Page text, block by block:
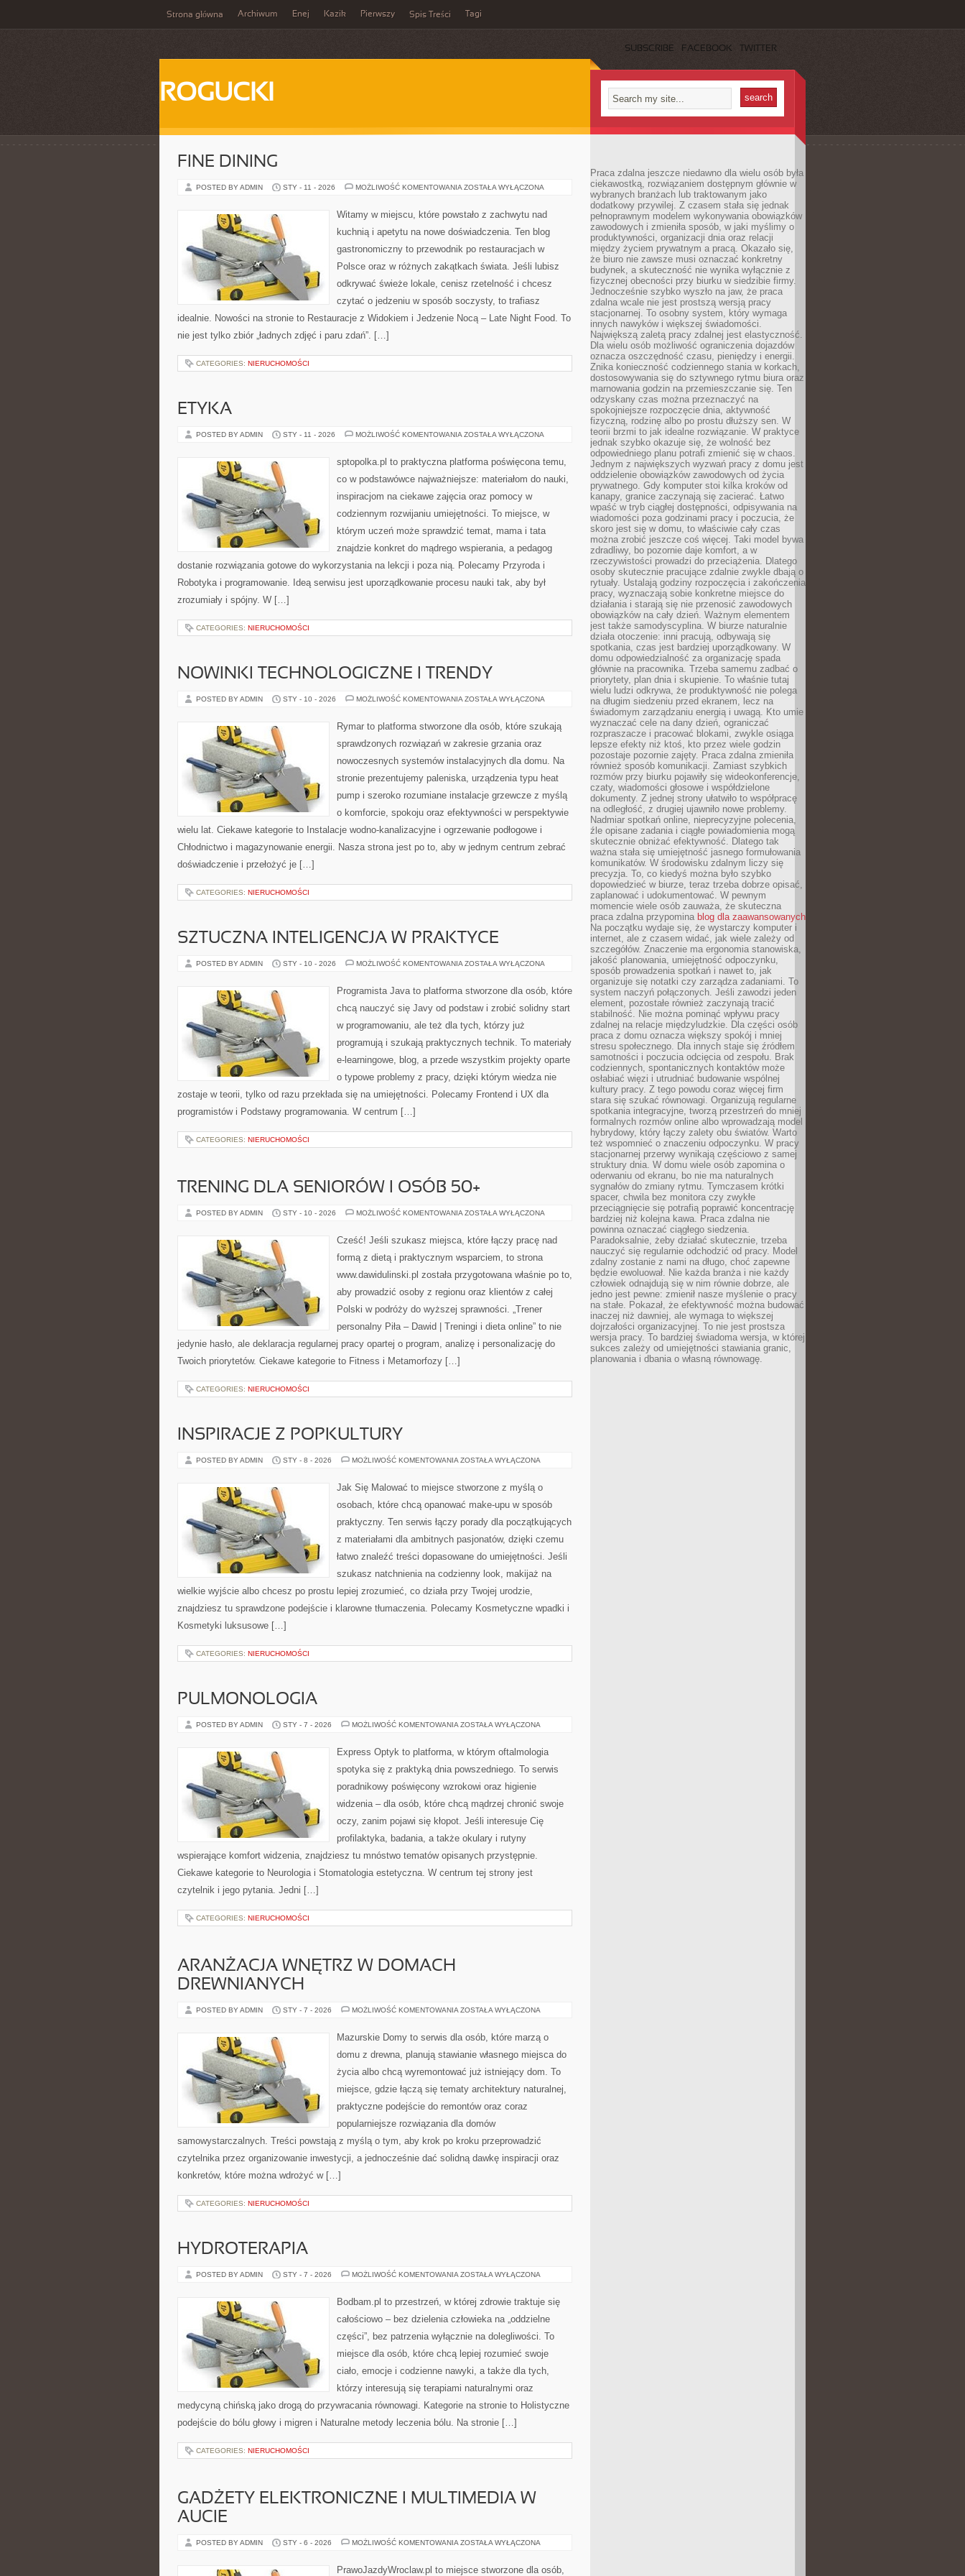
Strona główna Archiwum Enej Kazik Pierwszy Spis Treści Tagi
SUBSCRIBE FACEBOOK TWITTER
ROGUCKI
FINE DINING
POSTED BY ADMIN STY - 11 - 2026 MOŻLIWOŚĆ KOMENTOWANIA FINE
ZOSTAŁA WYŁĄCZONA
Witamy w miejscu, które powstało z zachwytu nad
kuchnią i apetytu na nowe doświadczenia. Ten blog
gastronomiczny to przewodnik po restauracjach w
Polsce oraz w różnych zakątkach świata. Jeśli lubisz
odkrywać świeże lokale, cenisz rzetelność i chcesz
czytać o jedzeniu w sposób soczysty, to trafiasz
idealnie. Nowości na stronie to Restauracje z Widokiem i Jedzenie Nocą – Late Night Food. To
nie jest tylko zbiór „ładnych zdjęć i paru zdań”. […]
CATEGORIES: NIERUCHOMOŚCI
ETYKA
POSTED BY ADMIN STY - 11 - 2026 MOŻLIWOŚĆ KOMENTOWANIA ETYKA
ZOSTAŁA WYŁĄCZONA
sptopolka.pl to praktyczna platforma poświęcona temu,
co w podstawówce najważniejsze: materiałom do nauki,
inspiracjom na ciekawe zajęcia oraz pomocy w
codziennym rozwijaniu umiejętności. To miejsce, w
którym uczeń może sprawdzić temat, mama i tata
znajdzie konkret do mądrego wspierania, a pedagog
dostanie rozwiązania gotowe do wykorzystania na lekcji i poza nią. Polecamy Przyroda i
Robotyka i programowanie. Ideą serwisu jest uporządkowanie procesu nauki tak, aby był
zrozumiały i spójny. W […]
CATEGORIES: NIERUCHOMOŚCI
NOWINKI TECHNOLOGICZNE I TRENDY
POSTED BY ADMIN STY - 10 - 2026 MOŻLIWOŚĆ KOMENTOWANIA NOWINKI
TRENDY
ZOSTAŁA WYŁĄCZONA
Rymar to platforma stworzone dla osób, które szukają
sprawdzonych rozwiązań w zakresie grzania oraz
nowoczesnych systemów instalacyjnych dla domu. Na
stronie prezentujemy paleniska, urządzenia typu heat
pump i szeroko rozumiane instalacje grzewcze z myślą
o komforcie, spokoju oraz efektywności w perspektywie
wielu lat. Ciekawe kategorie to Instalacje wodno-kanalizacyjne i ogrzewanie podłogowe i
Chłodnictwo i magazynowanie energii. Nasza strona jest po to, aby w jednym centrum zebrać
doświadczenie i przełożyć je […]
CATEGORIES: NIERUCHOMOŚCI
SZTUCZNA INTELIGENCJA W PRAKTYCE
POSTED BY ADMIN STY - 10 - 2026 MOŻLIWOŚĆ KOMENTOWANIA SZTUCZNA
PRAKTYCE
ZOSTAŁA WYŁĄCZONA
Programista Java to platforma stworzone dla osób, które
chcą nauczyć się Javy od podstaw i zrobić solidny start
w programowaniu, ale też dla tych, którzy już
programują i szukają praktycznych technik. To materiały
e-learningowe, blog, a przede wszystkim projekty oparte
o typowe problemy z pracy, dzięki którym wiedza nie
zostaje w teorii, tylko od razu przekłada się na umiejętności. Polecamy Frontend i UX dla
programistów i Podstawy programowania. W centrum […]
CATEGORIES: NIERUCHOMOŚCI
TRENING DLA SENIORÓW I OSÓB 50+
POSTED BY ADMIN STY - 10 - 2026 MOŻLIWOŚĆ KOMENTOWANIA TRENING
OSÓB
ZOSTAŁA WYŁĄCZONA
Cześć! Jeśli szukasz miejsca, które łączy pracę nad
formą z dietą i praktycznym wsparciem, to strona
www.dawidulinski.pl została przygotowana właśnie po to,
aby prowadzić osoby z regionu oraz klientów z całej
Polski w podróży do wyższej sprawności. „Trener
personalny Piła – Dawid | Treningi i dieta online” to nie
jedynie hasło, ale deklaracja regularnej pracy opartej o program, analizę i personalizację do
Twoich priorytetów. Ciekawe kategorie to Fitness i Metamorfozy […]
CATEGORIES: NIERUCHOMOŚCI
INSPIRACJE Z POPKULTURY
POSTED BY ADMIN STY - 8 - 2026 MOŻLIWOŚĆ KOMENTOWANIA INSPIRACJE
ZOSTAŁA WYŁĄCZONA
Jak Się Malować to miejsce stworzone z myślą o
osobach, które chcą opanować make-upu w sposób
praktyczny. Ten serwis łączy porady dla początkujących
z materiałami dla ambitnych pasjonatów, dzięki czemu
łatwo znaleźć treści dopasowane do umiejętności. Jeśli
szukasz natchnienia na codzienny look, makijaż na
wielkie wyjście albo chcesz po prostu lepiej zrozumieć, co działa przy Twojej urodzie,
znajdziesz tu sprawdzone podejście i klarowne tłumaczenia. Polecamy Kosmetyczne wpadki i
Kosmetyki luksusowe […]
CATEGORIES: NIERUCHOMOŚCI
PULMONOLOGIA
POSTED BY ADMIN STY - 7 - 2026 MOŻLIWOŚĆ KOMENTOWANIA PULMONOLOGIA
ZOSTAŁA WYŁĄCZONA
Express Optyk to platforma, w którym oftalmologia
spotyka się z praktyką dnia powszedniego. To serwis
poradnikowy poświęcony wzrokowi oraz higienie
widzenia – dla osób, które chcą mądrzej chronić swoje
oczy, zanim pojawi się kłopot. Jeśli interesuje Cię
profilaktyka, badania, a także okulary i rutyny
wspierające komfort widzenia, znajdziesz tu mnóstwo tematów opisanych przystępnie.
Ciekawe kategorie to Neurologia i Stomatologia estetyczna. W centrum tej strony jest
czytelnik i jego pytania. Jedni […]
CATEGORIES: NIERUCHOMOŚCI
ARANŻACJA WNĘTRZ W DOMACH
DREWNIANYCH
POSTED BY ADMIN STY - 7 - 2026 MOŻLIWOŚĆ KOMENTOWANIA ARANŻACJA
DOMACH
DREWNIANYCH
ZOSTAŁA WYŁĄCZONA
Mazurskie Domy to serwis dla osób, które marzą o
domu z drewna, planują stawianie własnego miejsca do
życia albo chcą wyremontować już istniejący dom. To
miejsce, gdzie łączą się tematy architektury naturalnej,
praktyczne podejście do remontów oraz coraz
popularniejsze rozwiązania dla domów
samowystarczalnych. Treści powstają z myślą o tym, aby krok po kroku przeprowadzić
czytelnika przez organizowanie inwestycji, a jednocześnie dać solidną dawkę inspiracji oraz
konkretów, które można wdrożyć w […]
CATEGORIES: NIERUCHOMOŚCI
HYDROTERAPIA
POSTED BY ADMIN STY - 7 - 2026 MOŻLIWOŚĆ KOMENTOWANIA HYDROTERAPIA
ZOSTAŁA WYŁĄCZONA
Bodbam.pl to przestrzeń, w której zdrowie traktuje się
całościowo – bez dzielenia człowieka na „oddzielne
części”, bez patrzenia wyłącznie na dolegliwości. To
miejsce dla osób, które chcą lepiej rozumieć swoje
ciało, emocje i codzienne nawyki, a także dla tych,
którzy interesują się terapiami naturalnymi oraz
medycyną chińską jako drogą do przywracania równowagi. Kategorie na stronie to Holistyczne
podejście do bólu głowy i migren i Naturalne metody leczenia bólu. Na stronie […]
CATEGORIES: NIERUCHOMOŚCI
GADŻETY ELEKTRONICZNE I MULTIMEDIA W
AUCIE
POSTED BY ADMIN STY - 6 - 2026 MOŻLIWOŚĆ KOMENTOWANIA GADŻETY
MULTIMEDIA
W
ZOSTAŁA WYŁĄCZONA
PrawoJazdyWroclaw.pl to miejsce stworzone dla osób,
Praca zdalna jeszcze niedawno dla wielu osób była
ciekawostką, rozwiązaniem dostępnym głównie w
wybranych branżach lub traktowanym jako
dodatkowy przywilej. Z czasem stała się jednak
pełnoprawnym modelem wykonywania obowiązków
zawodowych i zmieniła sposób, w jaki myślimy o
produktywności, organizacji dnia oraz relacji
między życiem prywatnym a pracą. Okazało się,
że biuro nie zawsze musi oznaczać konkretny
budynek, a skuteczność nie wynika wyłącznie z
fizycznej obecności przy biurku w siedzibie firmy.
Jednocześnie szybko wyszło na jaw, że praca
zdalna wcale nie jest prostszą wersją pracy
stacjonarnej. To osobny system, który wymaga
innych nawyków i większej świadomości.
Największą zaletą pracy zdalnej jest elastyczność.
Dla wielu osób możliwość ograniczenia dojazdów
oznacza oszczędność czasu, pieniędzy i energii.
Znika konieczność codziennego stania w korkach,
dostosowywania się do sztywnego rytmu biura oraz
marnowania godzin na przemieszczanie się. Ten
odzyskany czas można przeznaczyć na
spokojniejsze rozpoczęcie dnia, aktywność
fizyczną, rodzinę albo po prostu dłuższy sen. W
teorii brzmi to jak idealne rozwiązanie. W praktyce
jednak szybko okazuje się, że wolność bez
odpowiedniego planu potrafi zmienić się w chaos.
Jednym z największych wyzwań pracy z domu jest
oddzielenie obowiązków zawodowych od życia
prywatnego. Gdy komputer stoi kilka kroków od
kanapy, granice zaczynają się zacierać. Łatwo
wpaść w tryb ciągłej dostępności, odpisywania na
wiadomości poza godzinami pracy i poczucia, że
skoro jest się w domu, to właściwie cały czas
można zrobić jeszcze coś więcej. Taki model bywa
zdradliwy, bo pozornie daje komfort, a w
rzeczywistości prowadzi do przeciążenia. Dlatego
osoby skutecznie pracujące zdalnie zwykle dbają o
rytuały. Ustalają godziny rozpoczęcia i zakończenia
pracy, wyznaczają sobie konkretne miejsce do
działania i starają się nie przenosić zawodowych
obowiązków na cały dzień. Ważnym elementem
jest także samodyscyplina. W biurze naturalnie
działa otoczenie: inni pracują, odbywają się
spotkania, czas jest bardziej uporządkowany. W
domu odpowiedzialność za organizację spada
głównie na pracownika. Trzeba samemu zadbać o
priorytety, plan dnia i skupienie. To właśnie tutaj
wielu ludzi odkrywa, że produktywność nie polega
na długim siedzeniu przed ekranem, lecz na
świadomym zarządzaniu energią i uwagą. Kto umie
wyznaczać cele na dany dzień, ograniczać
rozpraszacze i pracować blokami, zwykle osiąga
lepsze efekty niż ktoś, kto przez wiele godzin
pozostaje pozornie zajęty. Praca zdalna zmieniła
również sposób komunikacji. Zamiast szybkich
rozmów przy biurku pojawiły się wideokonferencje,
czaty, wiadomości głosowe i współdzielone
dokumenty. Z jednej strony ułatwiło to współpracę
na odległość, z drugiej ujawniło nowe problemy.
Nadmiar spotkań online, nieprecyzyjne polecenia,
źle opisane zadania i ciągłe powiadomienia mogą
skutecznie obniżać efektywność. Dlatego tak
ważna stała się umiejętność jasnego formułowania
komunikatów. W środowisku zdalnym liczy się
precyzja. To, co kiedyś można było szybko
dopowiedzieć w biurze, teraz trzeba dobrze opisać,
zaplanować i udokumentować. W pewnym
momencie wiele osób zauważa, że skuteczna
praca zdalna przypomina blog dla zaawansowanych
Na początku wydaje się, że wystarczy komputer i
internet, ale z czasem widać, jak wiele zależy od
szczegółów. Znaczenie ma ergonomia stanowiska,
jakość planowania, umiejętność odpoczynku,
sposób prowadzenia spotkań i nawet to, jak
organizuje się notatki czy zarządza zadaniami. To
system naczyń połączonych. Jeśli zawodzi jeden
element, pozostałe również zaczynają tracić
stabilność. Nie można pominąć wpływu pracy
zdalnej na relacje międzyludzkie. Dla części osób
praca z domu oznacza większy spokój i mniej
stresu społecznego. Dla innych staje się źródłem
samotności i poczucia odcięcia od zespołu. Brak
codziennych, spontanicznych kontaktów może
osłabiać więzi i utrudniać budowanie wspólnej
kultury pracy. Z tego powodu coraz więcej firm
stara się szukać równowagi. Organizują regularne
spotkania integracyjne, tworzą przestrzeń do mniej
formalnych rozmów online albo wprowadzają model
hybrydowy, który łączy zalety obu światów. Warto
też wspomnieć o znaczeniu odpoczynku. W pracy
stacjonarnej przerwy wynikają częściowo z samej
struktury dnia. W domu wiele osób zapomina o
oderwaniu od ekranu, bo nie ma naturalnych
sygnałów do zmiany rytmu. Tymczasem krótki
spacer, chwila bez monitora czy zwykłe
przeciągnięcie się potrafią poprawić koncentrację
bardziej niż kolejna kawa. Praca zdalna nie
powinna oznaczać ciągłego siedzenia.
Paradoksalnie, żeby działać skutecznie, trzeba
nauczyć się regularnie odchodzić od pracy. Model
zdalny zostanie z nami na długo, choć zapewne
będzie ewoluował. Nie każda branża i nie każdy
człowiek odnajdują się w nim równie dobrze, ale
jedno jest pewne: zmienił nasze myślenie o pracy
na stałe. Pokazał, że efektywność można budować
inaczej niż dawniej, ale wymaga to większej
dojrzałości organizacyjnej. To nie jest prostsza
wersja pracy. To bardziej świadoma wersja, w której
sukces zależy od umiejętności stawiania granic,
planowania i dbania o własną równowagę.